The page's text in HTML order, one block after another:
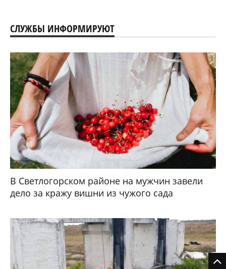
СЛУЖБЫ ИНФОРМИРУЮТ
В Светлогорском районе на мужчин завели
дело за кражу вишни из чужого сада